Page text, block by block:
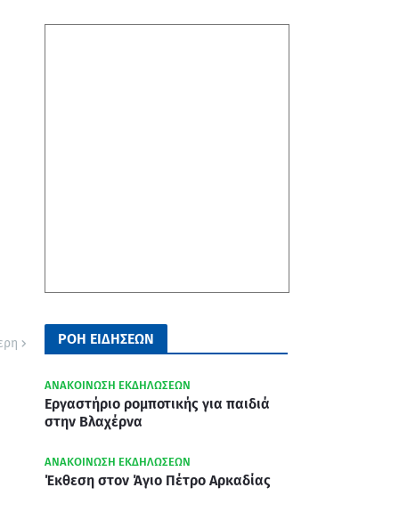
ΡΟΗ ΕΙΔΗΣΕΩΝ
ΑΝΑΚΟΙΝΩΣΗ ΕΚΔΗΛΩΣΕΩΝ
Εργαστήριο ρομποτικής για παιδιά
στην Βλαχέρνα
ΑΝΑΚΟΙΝΩΣΗ ΕΚΔΗΛΩΣΕΩΝ
Έκθεση στον Άγιο Πέτρο Αρκαδίας